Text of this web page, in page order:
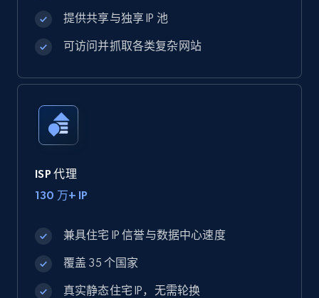
提供共享与独享 IP 池
可访问并抓取各类复杂网站
ISP 代理
130 万+ IP
兼具住宅 IP 信誉与数据中心速度
覆盖 35 个国家
真实静态住宅 IP，无需轮换